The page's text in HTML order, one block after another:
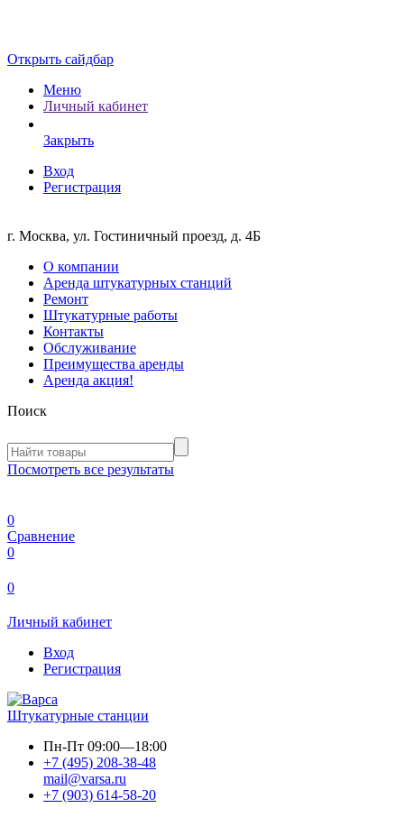
Открыть сайдбар
Меню
Личный кабинет
Закрыть
Вход
Регистрация
г. Москва, ул. Гостиничный проезд, д. 4Б
О компании
Аренда штукатурных станций
Ремонт
Штукатурные работы
Контакты
Обслуживание
Преимущества аренды
Аренда акция!
Поиск
Посмотреть все результаты
0
Сравнение
0
0
Личный кабинет
Вход
Регистрация
Штукатурные станции
Пн-Пт 09:00—18:00
+7 (495) 208-38-48
mail@varsa.ru
+7 (903) 614-58-20